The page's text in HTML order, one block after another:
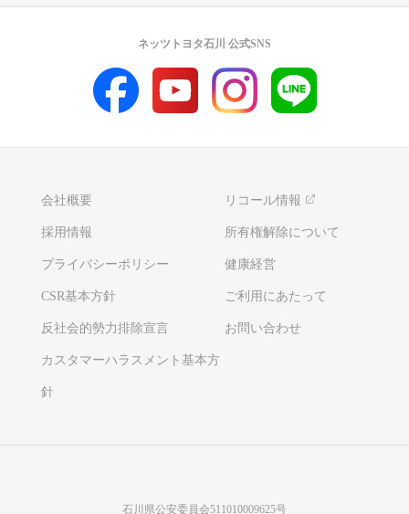
会社概要 リコール情報
採用情報 所有権解除について
プライバシーポリシー 健康経営
CSR基本方針 ご利用にあたって
反社会的勢力排除宣言 お問い合わせ
カスタマーハラスメント基本方
針
ネッツトヨタ石川 公式SNS
石川県公安委員会511010009625号